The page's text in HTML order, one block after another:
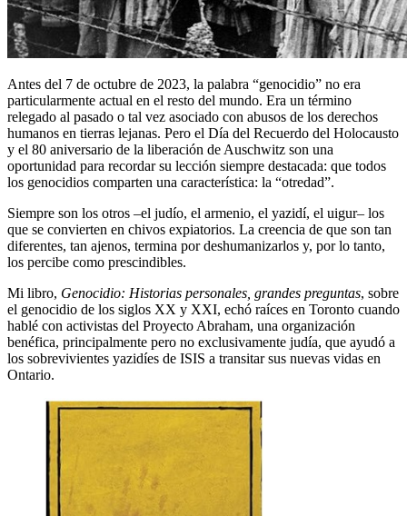
Antes del 7 de octubre de 2023, la palabra “genocidio” no era
particularmente actual en el resto del mundo. Era un término
relegado al pasado o tal vez asociado con abusos de los derechos
humanos en tierras lejanas. Pero el Día del Recuerdo del Holocausto
y el 80 aniversario de la liberación de Auschwitz son una
oportunidad para recordar su lección siempre destacada: que todos
los genocidios comparten una característica: la “otredad”.
Siempre son los otros –el judío, el armenio, el yazidí, el uigur– los
que se convierten en chivos expiatorios. La creencia de que son tan
diferentes, tan ajenos, termina por deshumanizarlos y, por lo tanto,
los percibe como prescindibles.
Mi libro, Genocidio: Historias personales, grandes preguntas, sobre
el genocidio de los siglos XX y XXI, echó raíces en Toronto cuando
hablé con activistas del Proyecto Abraham, una organización
benéfica, principalmente pero no exclusivamente judía, que ayudó a
los sobrevivientes yazidíes de ISIS a transitar sus nuevas vidas en
Ontario.